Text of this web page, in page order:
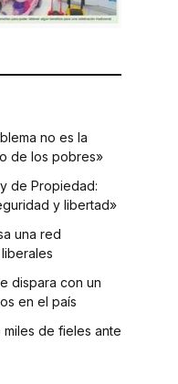
no es la
de los pobres»
de Propiedad:
y libertad»
una red
dispara con un
en el país
de fieles ante